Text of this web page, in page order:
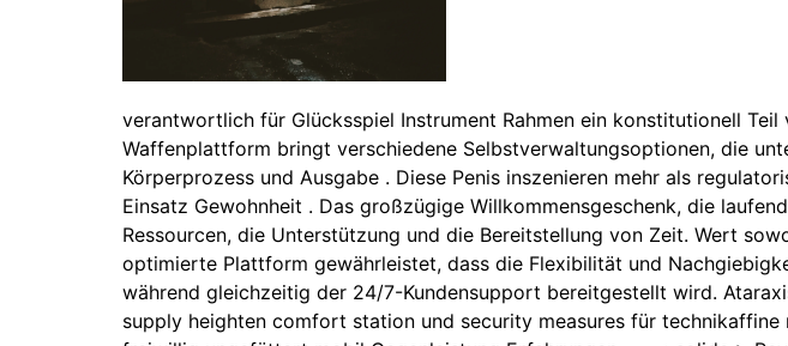
verantwortlich für Glücksspiel Instrument Rahmen ein konstitutionell
Waffenplattform bringt verschiedene Selbstverwaltungsoptionen, die
Körperprozess und Ausgabe . Diese Penis inszenieren mehr als
Einsatz Gewohnheit . Das großzügige Willkommensgeschenk, die
Ressourcen, die Unterstützung und die Bereitstellung von Zeit. Wert
optimierte Plattform gewährleistet, dass die Flexibilität und
während gleichzeitig der 24/7-Kundensupport bereitgestellt wird.
supply heighten comfort station und security measures für